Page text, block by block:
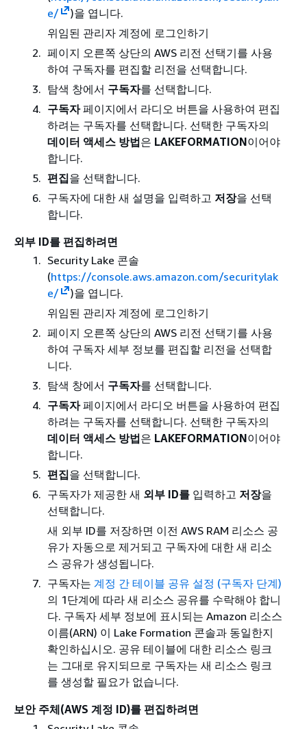
e/
)을 엽니다.
위임된 관리자 계정에 로그인하기
페이지 오른쪽 상단의 AWS 리전 선택기를 사용
하여 구독자를 편집할 리전을 선택합니다.
탐색 창에서 구독자를 선택합니다.
구독자페이지에서 라디오 버튼을 사용하여 편집
하려는 구독자를 선택합니다. 선택한 구독자의
데이터 액세스 방법은 LAKEFORMATION이어야
합니다.
편집을 선택합니다.
구독자에 대한 새 설명을 입력하고 저장을 선택
합니다.
외부 ID를 편집하려면
Security Lake 콘솔
(https://console.aws.amazon.com/securitylak
e/
)을 엽니다.
위임된 관리자 계정에 로그인하기
페이지 오른쪽 상단의 AWS 리전 선택기를 사용
하여 구독자 세부 정보를 편집할 리전을 선택합
니다.
탐색 창에서 구독자를 선택합니다.
구독자페이지에서 라디오 버튼을 사용하여 편집
하려는 구독자를 선택합니다. 선택한 구독자의
데이터 액세스 방법은 LAKEFORMATION이어야
합니다.
편집을 선택합니다.
구독자가 제공한 새 외부 ID를입력하고 저장을
선택합니다.
새 외부 ID를 저장하면 이전 AWS RAM 리소스 공
유가 자동으로 제거되고 구독자에 대한 새 리소
스 공유가 생성됩니다.
구독자는 계정 간 테이블 공유 설정 (구독자 단계)
의 1단계에 따라 새 리소스 공유를 수락해야 합니
다. 구독자 세부 정보에 표시되는 Amazon 리소스
이름(ARN) 이 Lake Formation 콘솔과 동일한지
확인하십시오. 공유 테이블에 대한 리소스 링크
는 그대로 유지되므로 구독자는 새 리소스 링크
를 생성할 필요가 없습니다.
보안 주체(AWS 계정 ID)를 편집하려면